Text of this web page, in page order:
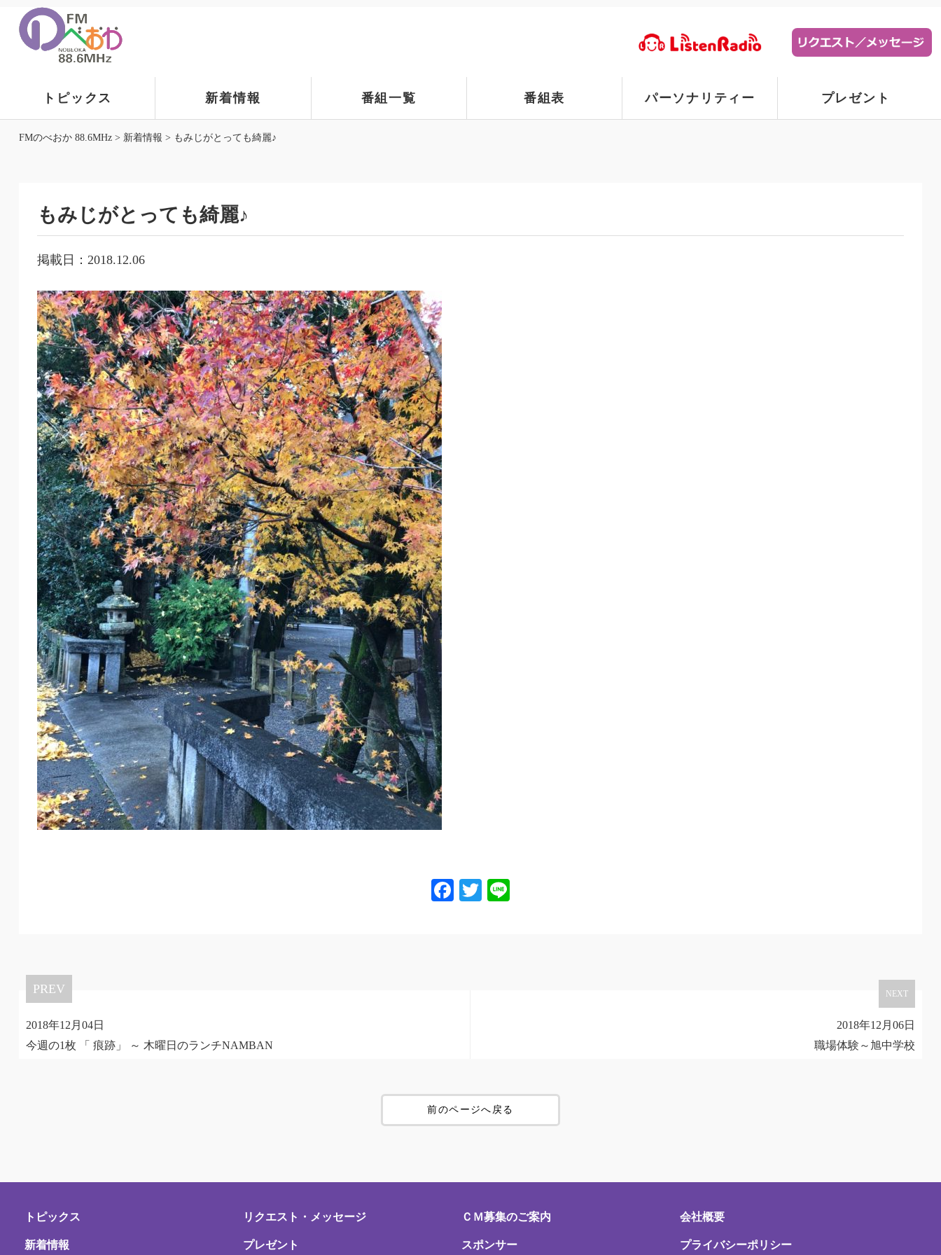
トピックス 新着情報 番組一覧 番組表 パーソナリティー プレゼント
FMのべおか 88.6MHz> 新着情報 > もみじがとっても綺麗♪
もみじがとっても綺麗♪
掲載日：2018.12.06
Facebook
Twitter
PREV
2018年12月04日
今週の1枚 「 痕跡」 ～ 木曜日のランチNAMBAN
NEXT
2018年12月06日
職場体験～旭中学校
前のページへ戻る
トピックス
新着情報
リクエスト・メッセージ
プレゼント
ＣＭ募集のご案内
スポンサー
会社概要
プライバシーポリシー